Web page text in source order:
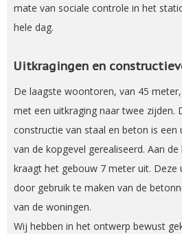
mate van sociale controle in het
hele dag.
Uitkragingen en
De laagste woontoren, van 45
met een uitkraging naar twee zijden.
constructie van staal en beton is een
van de kopgevel gerealiseerd. Aan
kraagt het gebouw 7 meter uit. Deze
door gebruik te maken van de
van de woningen.
Wij hebben in het ontwerp bewust